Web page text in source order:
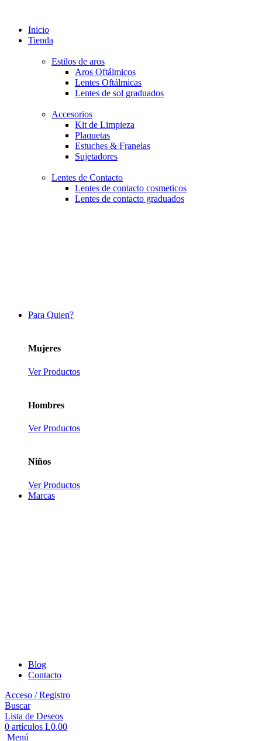
Inicio
Tienda
Estilos de aros
Aros Oftálmicos
Lentes Oftálmicas
Lentes de sol graduados
Accesorios
Kit de Limpieza
Plaquetas
Estuches & Franelas
Sujetadores
Lentes de Contacto
Lentes de contacto cosmeticos
Lentes de contacto graduados
Para Quien?
Mujeres
Ver Productos
Hombres
Ver Productos
Niños
Ver Productos
Marcas
Blog
Contacto
Acceso / Registro
Buscar
Lista de Deseos
0 artículos L0.00
Menú